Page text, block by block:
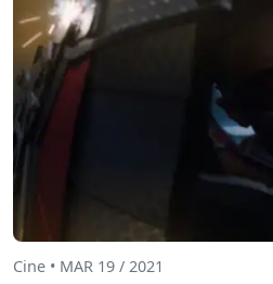
Cine • MAR 19 / 2021